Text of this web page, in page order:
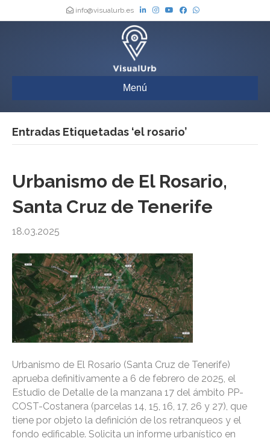
info@visualurb.es
Menú
Entradas Etiquetadas ‘el rosario’
Urbanismo de El Rosario,
Santa Cruz de Tenerife
18.03.2025
Urbanismo de El Rosario (Santa Cruz de Tenerife)
aprueba definitivamente a 6 de febrero de 2025, el
Estudio de Detalle de la manzana 17 del ámbito PP-
COST-Costanera (parcelas 14, 15, 16, 17, 26 y 27), que
tiene por objeto la definición de los retranqueos y el
fondo edificable. Solicita un informe urbanístico en